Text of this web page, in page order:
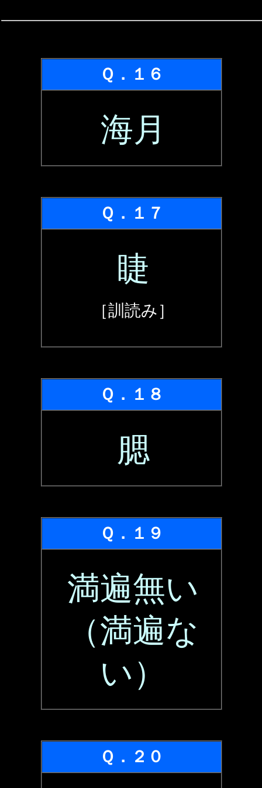
Ｑ．１６
海月
Ｑ．１７
睫
［訓読み］
Ｑ．１８
腮
Ｑ．１９
満遍無い
（満遍な
い）
Ｑ．２０